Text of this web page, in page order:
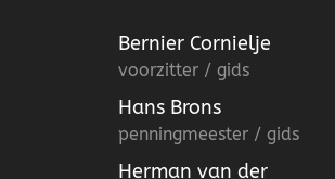
Bernier Cornielje
voorzitter / gids
Hans Brons
penningmeester / gids
Herman van der